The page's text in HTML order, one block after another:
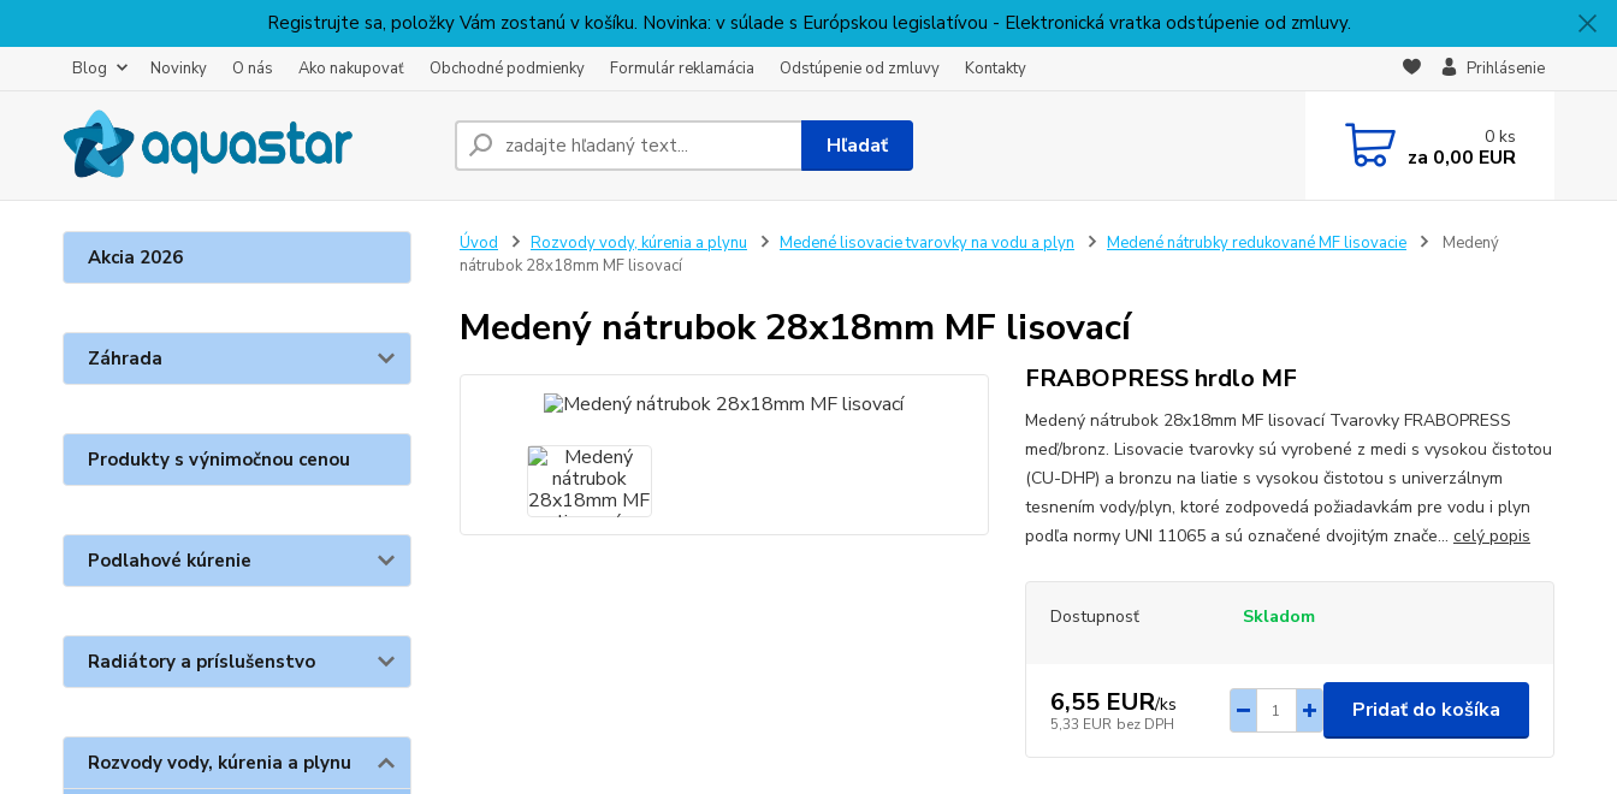
Registrujte sa, položky Vám zostanú v košíku. Novinka: v súlade s Európskou legislatívou - Elektronická vratka odstúpenie od zmluvy.
Blog Novinky O nás Ako nakupovať Obchodné podmienky Formulár reklamácia Odstúpenie od zmluvy Kontakty Prihlásenie
Hľadať 0 ks
za 0,00 EUR
Akcia 2026
Záhrada
Produkty s výnimočnou cenou
Podlahové kúrenie
Radiátory a príslušenstvo
Rozvody vody, kúrenia a plynu
Úvod Rozvody vody, kúrenia a plynu Medené lisovacie tvarovky na vodu a plyn Medené nátrubky redukované MF lisovacie
Medený
nátrubok 28x18mm MF lisovací
Medený nátrubok 28x18mm MF lisovací
FRABOPRESS hrdlo MF
Medený nátrubok 28x18mm MF lisovací Tvarovky FRABOPRESS
meď/bronz. Lisovacie tvarovky sú vyrobené z medi s vysokou čistotou
(CU-DHP) a bronzu na liatie s vysokou čistotou s univerzálnym
tesnením vody/plyn, ktoré zodpovedá požiadavkám pre vodu i plyn
podľa normy UNI 11065 a sú označené dvojitým znače... celý popis
Dostupnosť Skladom
6,55 EUR/ks
5,33 EUR bez DPH
Pridať do košíka